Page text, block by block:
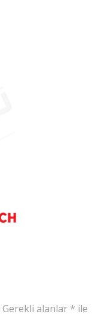
Gerekli alanlar * ile